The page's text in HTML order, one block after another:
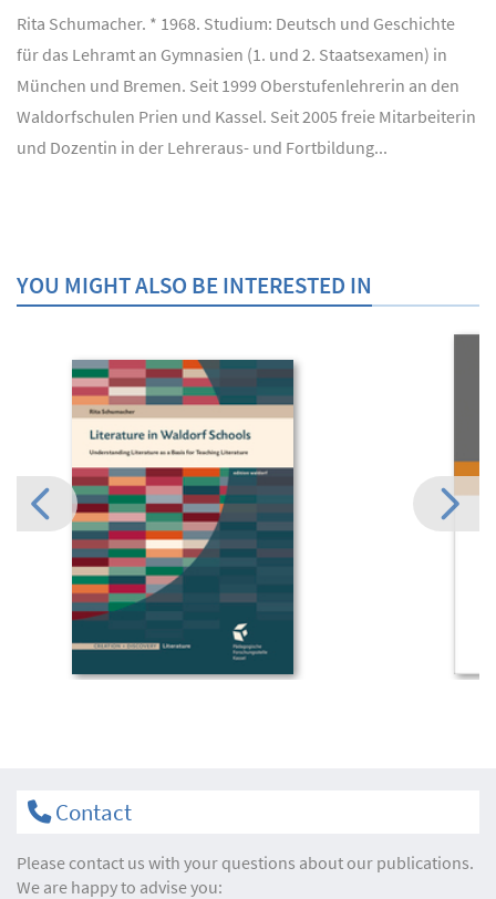
Rita Schumacher. * 1968. Studium: Deutsch und Geschichte
für das Lehramt an Gymnasien (1. und 2. Staatsexamen) in
München und Bremen. Seit 1999 Oberstufenlehrerin an den
Waldorfschulen Prien und Kassel. Seit 2005 freie Mitarbeiterin
und Dozentin in der Lehreraus- und Fortbildung...
YOU MIGHT ALSO BE INTERESTED IN
Contact
Please contact us with your questions about our publications.
We are happy to advise you: